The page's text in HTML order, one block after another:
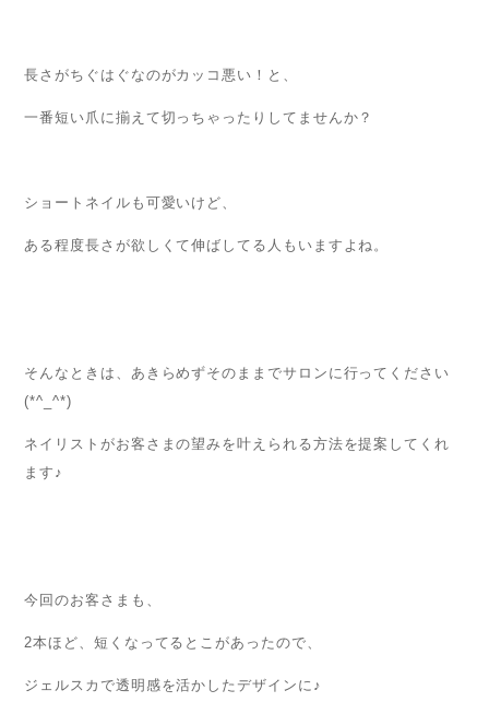
長さがちぐはぐなのがカッコ悪い！と、
一番短い爪に揃えて切っちゃったりしてませんか？
ショートネイルも可愛いけど、
ある程度長さが欲しくて伸ばしてる人もいますよね。
そんなときは、あきらめずそのままでサロンに行ってください
(*^_^*)
ネイリストがお客さまの望みを叶えられる方法を提案してくれ
ます♪
今回のお客さまも、
2本ほど、短くなってるとこがあったので、
ジェルスカで透明感を活かしたデザインに♪